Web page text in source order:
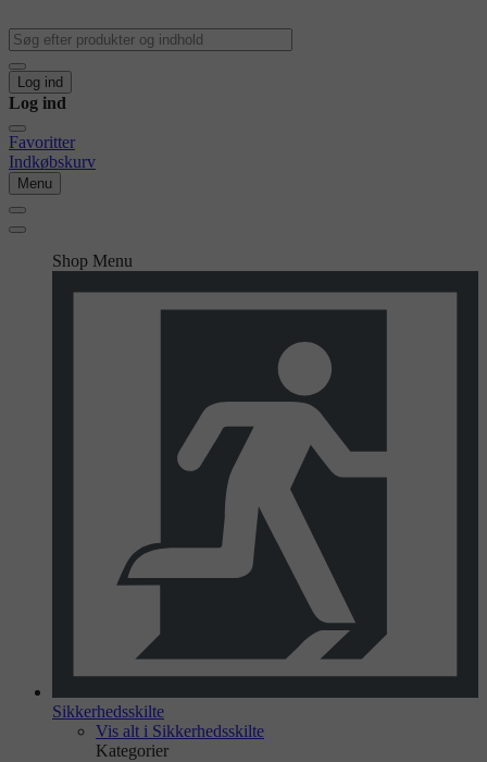
Log ind
Log ind
Favoritter
Indkøbskurv
Menu
Shop Menu
Sikkerhedsskilte
Vis alt i Sikkerhedsskilte
Kategorier